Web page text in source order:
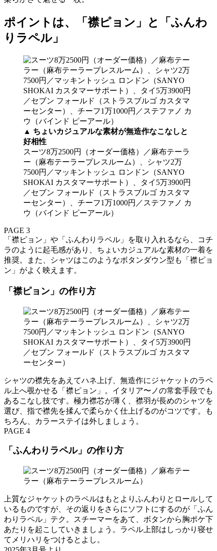
ポイントは、「襟ピョン」と「ふんわ
りラペル」
▲ ちょいカジュアルな素材が無造作なこなしと
好相性
スーツ8万2500円（オーダー価格）／麻布テーラ
ー（麻布テーラープレスルーム）、シャツ2万
7500円／マッキントッシュ ロンドン（SANYO
SHOKAI カスタマーサポート）、タイ5万3900円
／セブン フォールド（ストラスブルゴ カスタマ
ーセンター）、チーフ1万1000円／ステファノ カ
ウ（バインド ピーアール）
PAGE 3
「襟ピョン」や「ふんわりラペル」を取り入れるなら、コチ
ラのように起毛感があり、ちょいカジュアルな素材の一着を
推奨。また、シャツはこのようなボタンダウン型も「襟ピョ
ン」がよく映えます。
「襟ピョン」の作り方
シャツの襟先をあえてハネ上げ、無造作にジャケットのラペ
ル上へ覗かせる「襟ピョン」。イタリア〜ノの常套手段でも
あるこなし技です。極力襟芯が薄く、襟羽が長めのシャツを
選び、指で襟先を揉んで柔らかく仕上げるのがコツです。も
ちろん、カラーステイは外しましょう。
PAGE 4
「ふんわりラペル」の作り方
上質なジャケットのラペルはもとよりふんわりとロールして
いるものですが、その返りをさらにソフトにするのが「ふん
わりラペル」テク。スチーマーをあて、ボタンから胸ポケ下
あたりを起こしていきましょう。ラペル上部はしっかり寝せ
てメリハリをつけるとよし。